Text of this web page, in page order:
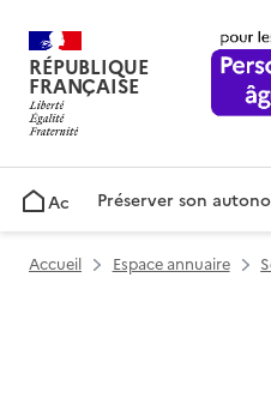
RÉPUBLIQUE
FRANÇAISE
AccueilPréserver son
Accueil Espace annuaire